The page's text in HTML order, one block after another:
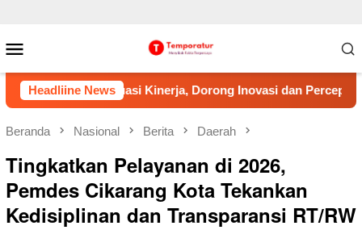
ke
konten
Mobile
Headliine News
Kinerja, Dorong Inovasi dan Percepatan Pembenahan
Beranda Nasional Berita Daerah
Tingkatkan Pelayanan di 2026,
Pemdes Cikarang Kota Tekankan
Kedisiplinan dan Transparansi RT/RW